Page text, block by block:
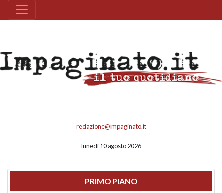
redazione@impaginato.it
lunedì 10 agosto 2026
PRIMO PIANO